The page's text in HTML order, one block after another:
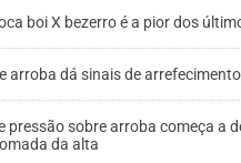
boi X bezerro é a pior dos
arroba dá sinais de
pressão sobre arroba começa a
da alta